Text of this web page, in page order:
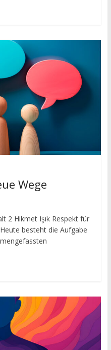
Wege
2 Hikmet Işık Respekt für
besteht die Aufgabe